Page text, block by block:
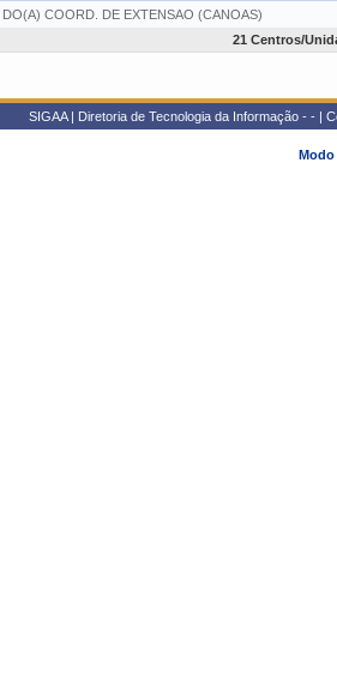
DO(A) COORD. DE EXTENSAO (CANOAS)
21 Centros/
SIGAA | Diretoria de Tecnologia da Informação - - |
Modo